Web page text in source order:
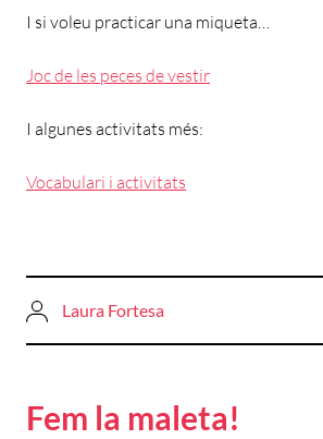
I si voleu practicar una miqueta…
Joc de les peces de vestir
I algunes activitats més:
Vocabulari i activitats
Laura Fortesa
Fem la maleta!